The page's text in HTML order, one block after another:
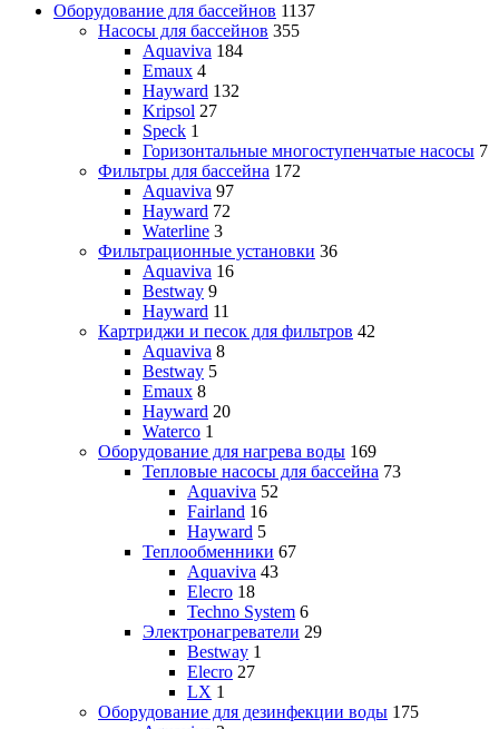
Оборудование для бассейнов 1137
Насосы для бассейнов 355
Aquaviva 184
Emaux 4
Hayward 132
Kripsol 27
Speck 1
Горизонтальные многоступенчатые насосы 7
Фильтры для бассейна 172
Aquaviva 97
Hayward 72
Waterline 3
Фильтрационные установки 36
Aquaviva 16
Bestway 9
Hayward 11
Картриджи и песок для фильтров 42
Aquaviva 8
Bestway 5
Emaux 8
Hayward 20
Waterco 1
Оборудование для нагрева воды 169
Тепловые насосы для бассейна 73
Aquaviva 52
Fairland 16
Hayward 5
Теплообменники 67
Aquaviva 43
Elecro 18
Techno System 6
Электронагреватели 29
Bestway 1
Elecro 27
LX 1
Оборудование для дезинфекции воды 175